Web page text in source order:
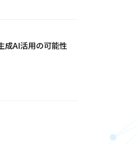
成AI活用の可能性